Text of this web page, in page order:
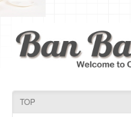
Discography
GooGooRadio
TOP